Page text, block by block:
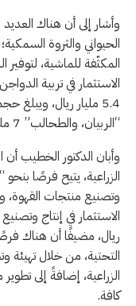
وأشار إلى أن هناك
الحيواني والثروة
الاستثمار في تربية
5.4 مليار ريال، ويبلغ
“الربيان، والطحالب” 7 مليارات ريال.
وأبان الدكتور الخطيب
وتصنيع منتجات القهوة،
ريال، مضيفًا أن هناك
التحتية، من خلال تهيئة
الزراعية، إضافةً إلى
كافة.